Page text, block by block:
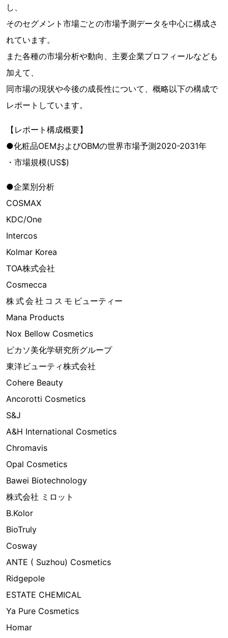
し、
そのセグメント市場ごとの市場予測データを中心に構成さ
れています。
また各種の市場分析や動向、主要企業プロフィールなども
加えて、
同市場の現状や今後の成長性について、概略以下の構成で
レポートしています。
【レポート構成概要】
●化粧品OEMおよびOBMの世界市場予測2020-2031年
・市場規模(US$)
●企業別分析
COSMAX
KDC/One
Intercos
Kolmar Korea
TOA株式会社
Cosmecca
株 式 会 社 コ ス モ ビューティー
Mana Products
Nox Bellow Cosmetics
ピカソ美化学研究所グループ
東洋ビューティ株式会社
Cohere Beauty
Ancorotti Cosmetics
S&J
A&H International Cosmetics
Chromavis
Opal Cosmetics
Bawei Biotechnology
株式会社 ミロット
B.Kolor
BioTruly
Cosway
ANTE ( Suzhou) Cosmetics
Ridgepole
ESTATE CHEMICAL
Ya Pure Cosmetics
Homar